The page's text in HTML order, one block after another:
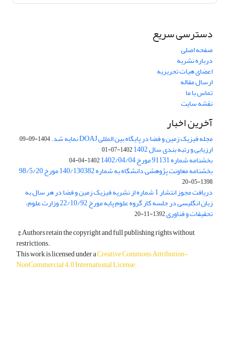
دسترسی سریع
صفحه اصلی
درباره نشریه
اعضای هیات تحریریه
ارسال مقاله
تماس با ما
نقشه سایت
آخرین اخبار
مجله فیزیک زمین و فضا در پایگاه بین المللی DOAJ نمایه شد. 1404-09-09
ارزیابی و رتبه بندی سال 1402 1402-07-01
بخشنامه شماره 91131 مورخ 1402/04/04 1402-04-04
بخشنامه معاونت پژوهشی دانشگاه به شماره 140/130382 مورخ 98/5/20
1398-05-20
دریافت مجوز انتشار 1 شماره از نشریه فیزیک زمین و فضا در هر سال به
زبان انگلیسی در جلسه کار گروه علوم پایه مورخ 22/10/92 وزارت علوم،
تحقیقات و فناوری1392-11-20
© Authors retain the copyright and full publishing rights without
restrictions.
This work is licensed under aCreative Commons Attribution-
NonCommercial 4.0 International License.